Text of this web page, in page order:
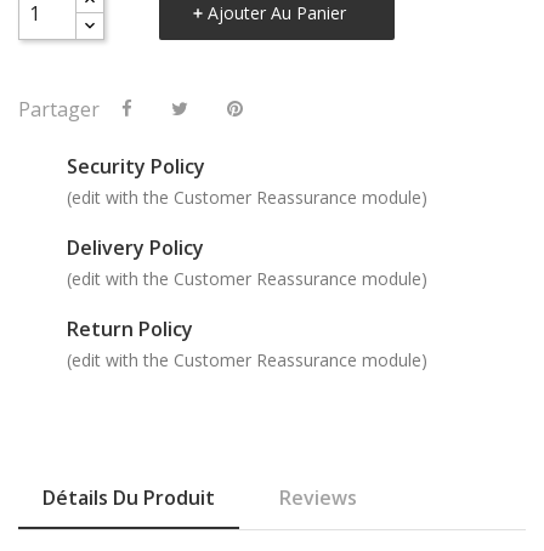
Ajouter Au Panier
Partager
Security Policy
(edit with the Customer Reassurance module)
Delivery Policy
(edit with the Customer Reassurance module)
Return Policy
(edit with the Customer Reassurance module)
Détails Du Produit Reviews